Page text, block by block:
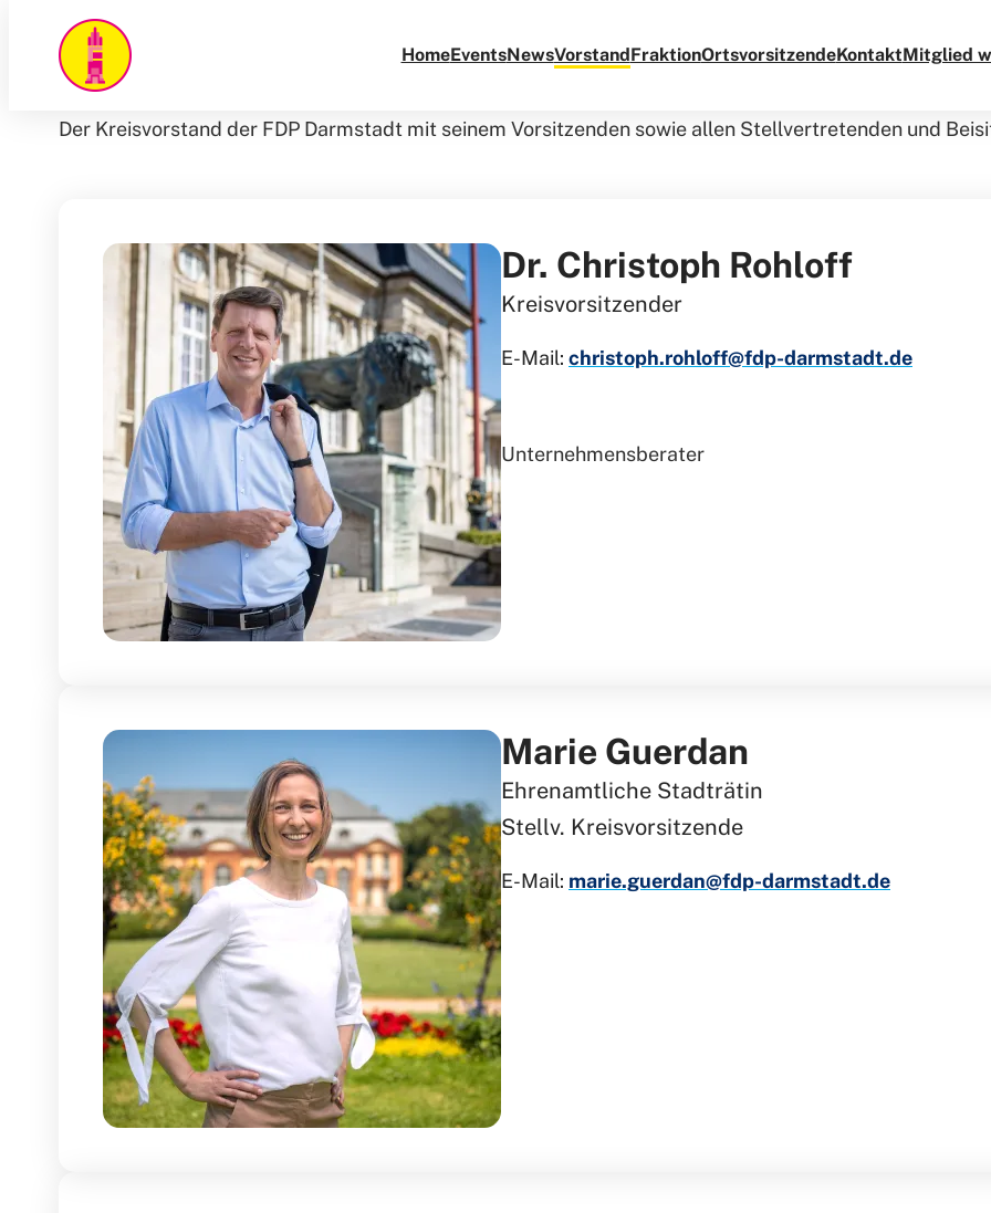
Inhalt
HomeEventsNewsVorstandFraktionOrtsvorsitzendeKontaktMitglied
KREISVORSTAND
Der Kreisvorstand der FDP Darmstadt mit seinem Vorsitzenden sowie allen Stellvertretenden und
Dr. Christoph Rohloff
Kreisvorsitzender
E-Mail: christoph.rohloff@fdp-darmstadt.de
Unternehmensberater
Marie Guerdan
Ehrenamtliche Stadträtin
Stellv. Kreisvorsitzende
E-Mail: marie.guerdan@fdp-darmstadt.de